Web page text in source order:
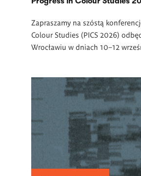
Zapraszamy na szóstą
Colour Studies (PICS 2026)
Wrocławiu w dniach 10–12